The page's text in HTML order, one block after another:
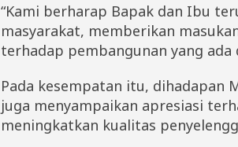
“Kami berharap Bapak dan Ibu
masyarakat, memberikan
terhadap pembangunan yang ada
Pada kesempatan itu, dihadapan
juga menyampaikan apresiasi
meningkatkan kualitas